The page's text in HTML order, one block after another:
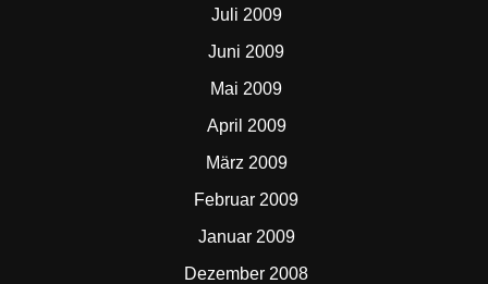
Juli 2009
Juni 2009
Mai 2009
April 2009
März 2009
Februar 2009
Januar 2009
Dezember 2008